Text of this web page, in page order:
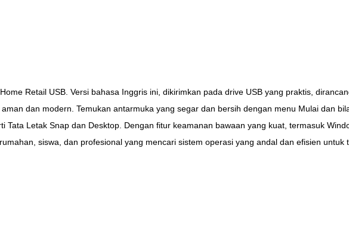
Retail USB. Versi bahasa Inggris ini, dikirimkan pada drive USB yang praktis,
dan modern. Temukan antarmuka yang segar dan bersih dengan menu Mulai dan
Tata Letak Snap dan Desktop. Dengan fitur keamanan bawaan yang kuat, termasuk
siswa, dan profesional yang mencari sistem operasi yang andal dan efisien untuk